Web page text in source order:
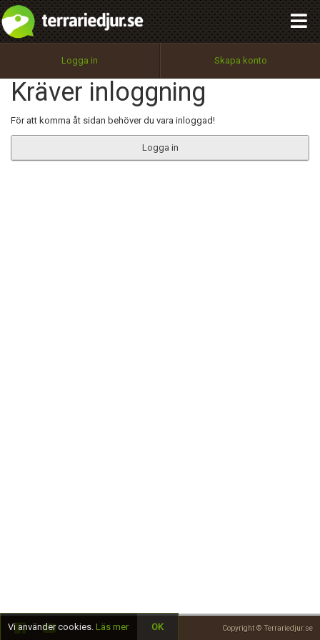
Logga in Skapa konto
Kräver inloggning
För att komma åt sidan behöver du vara inloggad!
Logga in
Copyright © Terrariedjur.se
Utför
100%
OK
integritetspolicy
Namn:
Epost:
Begär nytt lösenord
Tillbaka till förstasidan
Vi använder cookies. Läs mer OK